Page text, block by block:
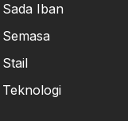
Sada Iban
Semasa
Stail
Teknologi